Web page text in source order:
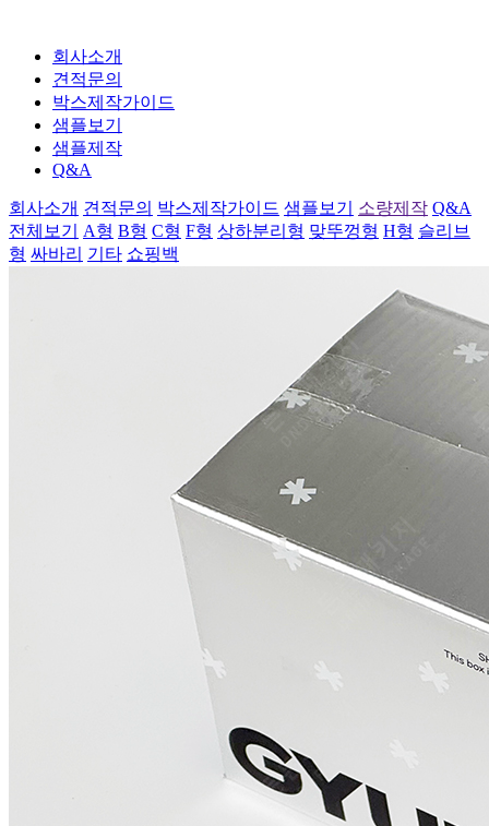
회사소개
견적문의
박스제작가이드
샘플보기
샘플제작
Q&A
회사소개 견적문의 박스제작가이드 샘플보기 소량제작 Q&A
전체보기
A형 B형 C형 F형 상하분리형 맞뚜껑형 H형 슬리브
형 싸바리 기타 쇼핑백